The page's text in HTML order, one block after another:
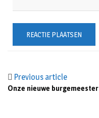
Previous article
Onze nieuwe burgemeester